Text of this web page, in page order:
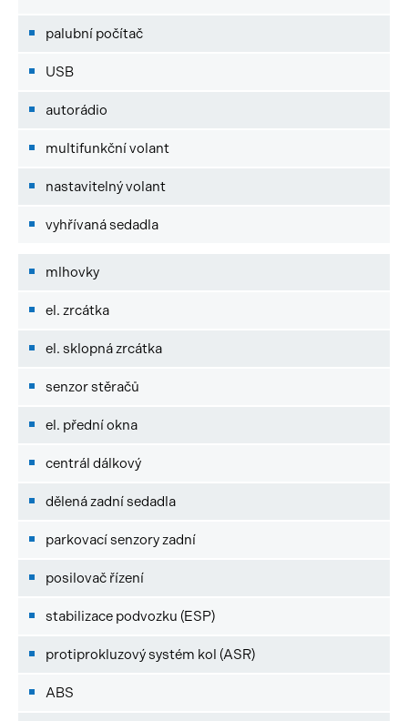
palubní počítač
USB
autorádio
multifunkční volant
nastavitelný volant
vyhřívaná sedadla
mlhovky
el. zrcátka
el. sklopná zrcátka
senzor stěračů
el. přední okna
centrál dálkový
dělená zadní sedadla
parkovací senzory zadní
posilovač řízení
stabilizace podvozku (ESP)
protiprokluzový systém kol (ASR)
ABS